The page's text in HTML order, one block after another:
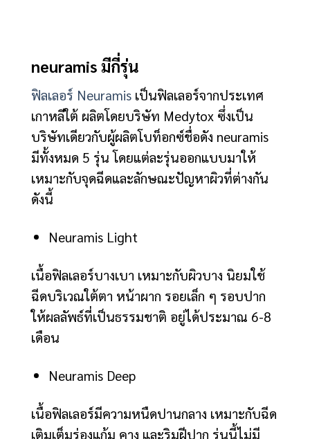
neuramis มีกี่รุ่น
ฟิลเลอร์ Neuramis เป็นฟิลเลอร์จากประเทศ
เกาหลีใต้ ผลิตโดยบริษัท Medytox ซึ่งเป็น
บริษัทเดียวกับผู้ผลิตโบท็อกซ์ชื่อดัง neuramis
มีทั้งหมด 5 รุ่น โดยแต่ละรุ่นออกแบบมาให้
เหมาะกับจุดฉีดและลักษณะปัญหาผิวที่ต่างกัน
ดังนี้
Neuramis Light
เนื้อฟิลเลอร์บางเบา เหมาะกับผิวบาง นิยมใช้
ฉีดบริเวณใต้ตา หน้าผาก รอยเล็ก ๆ รอบปาก
ให้ผลลัพธ์ที่เป็นธรรมชาติ อยู่ได้ประมาณ 6-8
เดือน
Neuramis Deep
เนื้อฟิลเลอร์มีความหนืดปานกลาง เหมาะกับฉีด
เติมเต็มร่องแก้ม คาง และริมฝีปาก รุ่นนี้ไม่มี